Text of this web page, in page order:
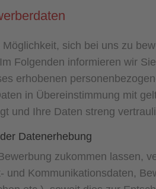
sich bei uns zu
Folgenden informieren wir
erhobenen
in Übereinstimmung mit
und Ihre Daten streng
Datenerhebung
zukommen lassen,
und Kommunikationsdaten,